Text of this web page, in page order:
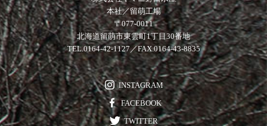
本社／留萌工場
〒077-0011
北海道留萌市東雲町1丁目30番地
TEL.0164-42-1127／FAX.0164-43-8835
INSTAGRAM
FACEBOOK
TWITTER